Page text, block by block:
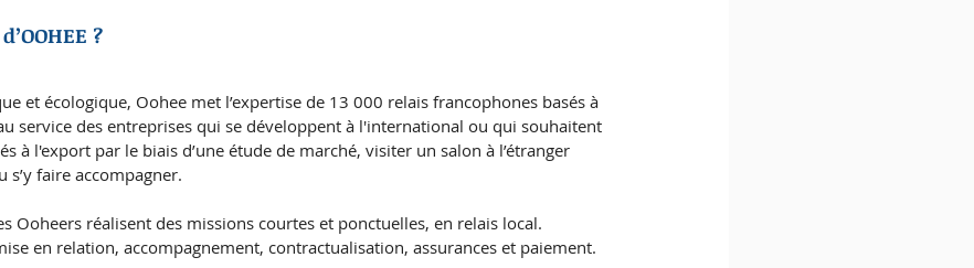
?
et écologique, Oohee met l’expertise de 13 000 relais francophones basés à
service des entreprises qui se développent à l'international ou qui souhaitent
à l'export par le biais d’une étude de marché, visiter un salon à l’étranger
s’y faire accompagner.
Ooheers réalisent des missions courtes et ponctuelles, en relais local.
en relation, accompagnement, contractualisation, assurances et paiement.